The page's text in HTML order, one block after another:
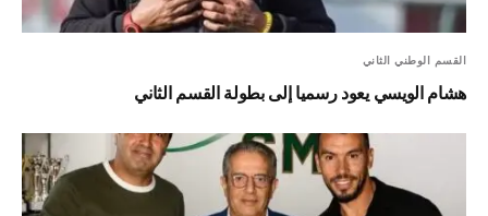
القسم الوطني الثاني
هشام الويسي يعود رسميا إلى بطولة القسم الثاني